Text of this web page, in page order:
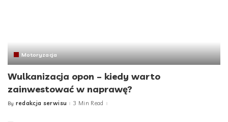
Motoryzacja
Wulkanizacja opon – kiedy warto
zainwestować w naprawę?
Posted
By redakcja serwisu 3 Min Read